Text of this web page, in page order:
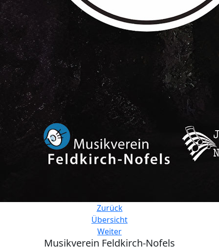
Zurück
Übersicht
Weiter
Musikverein Feldkirch-Nofels